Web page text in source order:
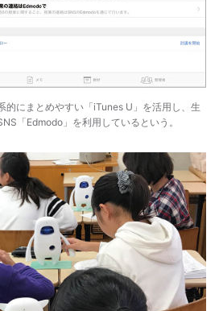
的にまとめやすい「iTunes U」を活用し、生
「Edmodo」を利用しているという。